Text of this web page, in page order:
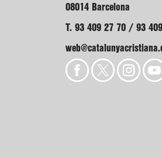
08014 Barcelona
T. 93 409 27 70 / 93